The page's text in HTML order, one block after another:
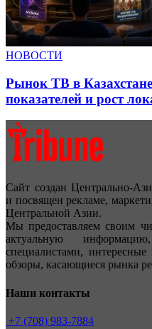
НОВОСТИ
Рынок ТВ в
показателей и рост
Сайт создан Центрально-
и посвящен рекламе,
Центральной Азии.
Мы предоставляем своим
актуальную
специалистами,
обзоры, касающиеся рынка
Наши контакты
+7 (708) 983-7884